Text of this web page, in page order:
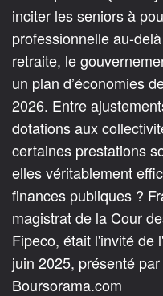
inciter les seniors à
professionnelle au-
retraite, le
un plan d’économies
2026. Entre
dotations aux
certaines prestations
elles véritablement
finances publiques ?
magistrat de la Cour
Fipeco, était l'invité de
juin 2025, présenté
Boursorama.com